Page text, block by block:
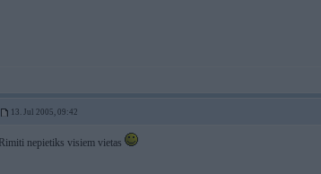
13. Jul 2005, 09:42
Rimiti nepietiks visiem vietas